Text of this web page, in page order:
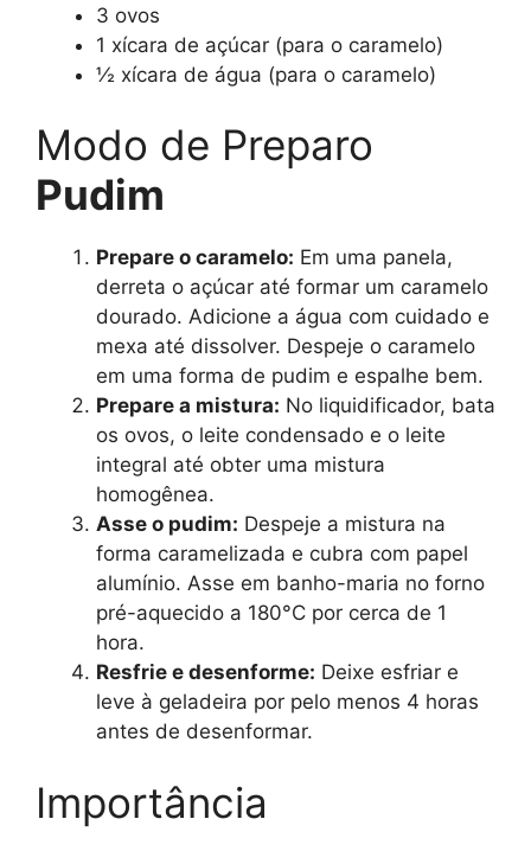
3 ovos
1 xícara de açúcar (para o caramelo)
½ xícara de água (para o caramelo)
Modo de Preparo
Pudim
Prepare o caramelo: Em uma panela,
derreta o açúcar até formar um caramelo
dourado. Adicione a água com cuidado e
mexa até dissolver. Despeje o caramelo
em uma forma de pudim e espalhe bem.
Prepare a mistura: No liquidificador, bata
os ovos, o leite condensado e o leite
integral até obter uma mistura
homogênea.
Asse o pudim: Despeje a mistura na
forma caramelizada e cubra com papel
alumínio. Asse em banho-maria no forno
pré-aquecido a 180°C por cerca de 1
hora.
Resfrie e desenforme: Deixe esfriar e
leve à geladeira por pelo menos 4 horas
antes de desenformar.
Importância